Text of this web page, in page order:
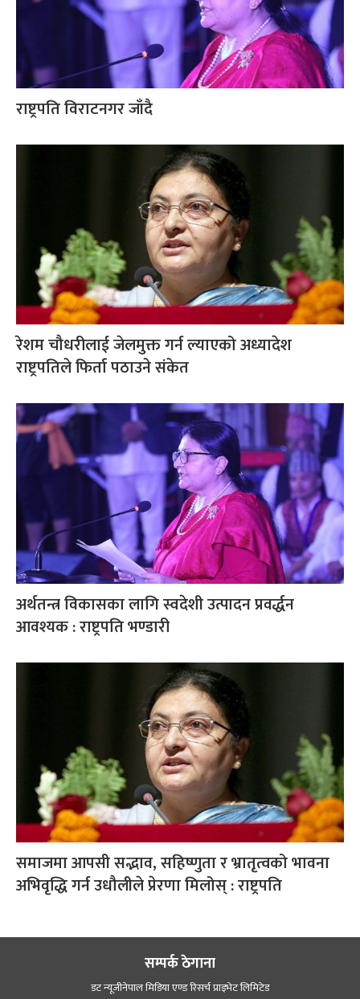
राष्ट्रपति विराटनगर जाँदै
रेशम चौधरीलाई जेलमुक्त गर्न ल्याएको अध्यादेश
राष्ट्रपतिले फिर्ता पठाउने संकेत
अर्थतन्त्र विकासका लागि स्वदेशी उत्पादन प्रवर्द्धन
आवश्यक : राष्ट्रपति भण्डारी
समाजमा आपसी सद्भाव, सहिष्णुता र भ्रातृत्वको भावना
अभिवृद्धि गर्न उधौलीले प्रेरणा मिलोस् : राष्ट्रपति
सम्पर्क ठेगाना
डट न्यूजीनेपाल मिडिया एण्ड रिसर्च प्राइभेट लिमिटेड